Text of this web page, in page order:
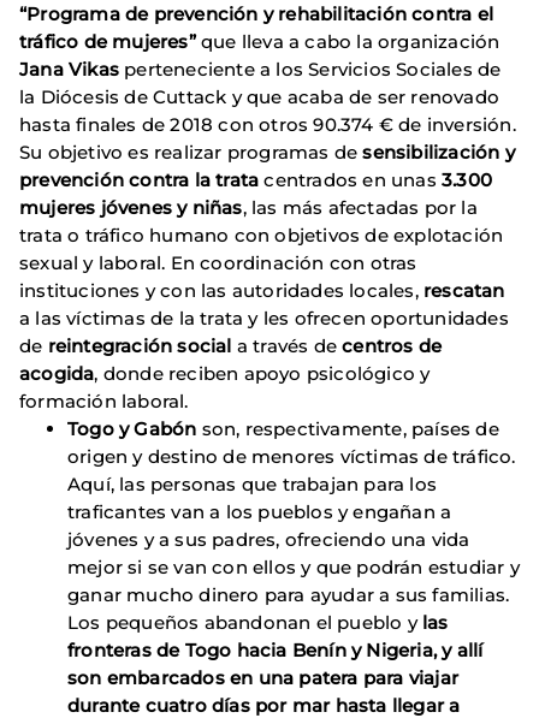
“Programa de prevención y rehabilitación contra el
tráfico de mujeres”que lleva a cabo la organización
Jana Vikas perteneciente a los Servicios Sociales de
la Diócesis de Cuttack y que acaba de ser renovado
hasta finales de 2018 con otros 90.374 € de inversión.
Su objetivo es realizar programas desensibilización y
prevención contra la trata centrados en unas3.300
mujeres jóvenes y niñas, las más afectadas por la
trata o tráfico humano con objetivos de explotación
sexual y laboral. En coordinación con otras
instituciones y con las autoridades locales, rescatan
a las víctimas de la trata y les ofrecen oportunidades
de reintegración social a través decentros de
acogida, donde reciben apoyo psicológico y
formación laboral.
Togo y Gabón son, respectivamente, países de
origen y destino de menores víctimas de tráfico.
Aquí, las personas que trabajan para los
traficantes van a los pueblos y engañan a
jóvenes y a sus padres, ofreciendo una vida
mejor si se van con ellos y que podrán estudiar y
ganar mucho dinero para ayudar a sus familias.
Los pequeños abandonan el pueblo y las
fronteras de Togo hacia Benín y Nigeria, y allí
son embarcados en una patera para viajar
durante cuatro días por mar hasta llegar a